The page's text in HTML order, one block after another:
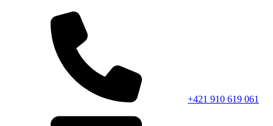
+421 910 619 061